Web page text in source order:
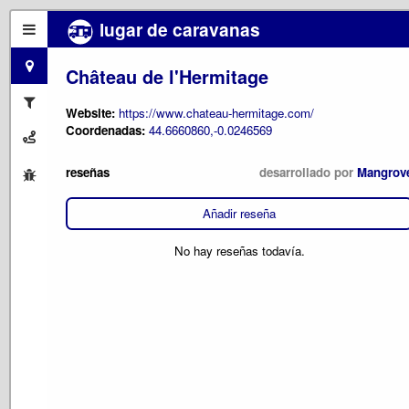
lugar de caravanas
Château de l'Hermitage
Website: https://www.chateau-hermitage.com/
Coordenadas: 44.6660860,-0.0246569
reseñas desarrollado por
Añadir reseña
No hay reseñas todavía.